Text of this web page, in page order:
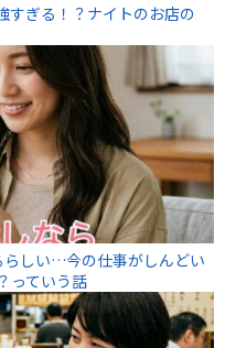
すぎる！？ナイトのお店の
らしい…今の仕事がしんどい
っていう話